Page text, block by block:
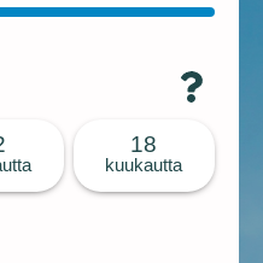
18
kuukautta